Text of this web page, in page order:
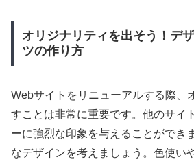
オリジナリティを出そう！デ
ツの作り方
Webサイトをリニューアルする際、
すことは非常に重要です。他のサイ
ーに強烈な印象を与えることができ
なデザインを考えましょう。色使い